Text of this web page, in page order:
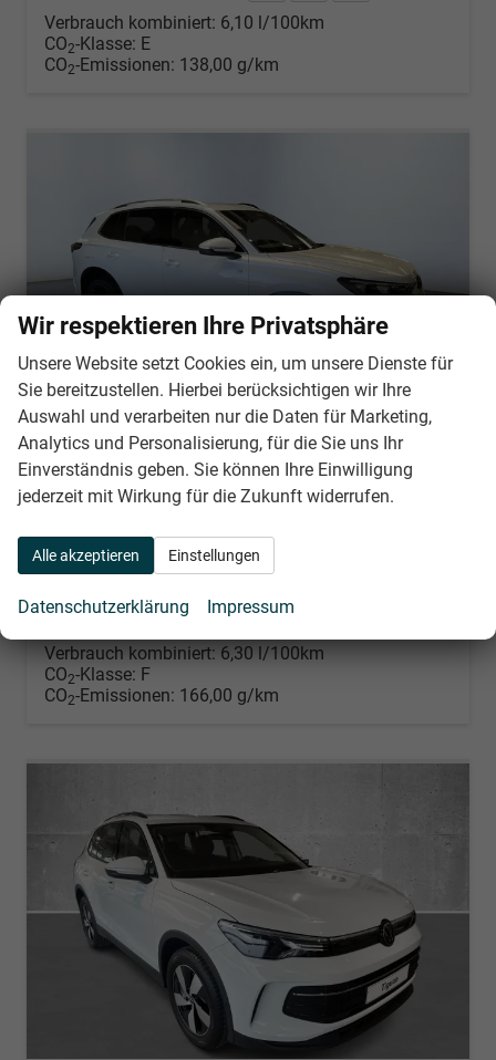
Verbrauch kombiniert: 6,10 l/100km
CO2-Klasse: E
CO2-Emissionen: 138,00 g/km
Volkswagen Tiguan
R-Line 2.0 TDI 4Motion 193PS/142kW DSG7 2026
unverbindliche Lieferzeit: Ca. 4 Monate Neuwagen
Fahrzeugnr. 31293
Kraftstoff Diesel Leistung
Nach Login Wir rufen Sie an
Verbrauch kombiniert: 6,30 l/100km
CO2-Klasse: F
CO2-Emissionen: 166,00 g/km
Wir respektieren Ihre Privatsphäre
Unsere Website setzt Cookies ein, um unsere Dienste für
Sie bereitzustellen. Hierbei berücksichtigen wir Ihre
Auswahl und verarbeiten nur die Daten für Marketing,
Analytics und Personalisierung, für die Sie uns Ihr
Einverständnis geben. Sie können Ihre Einwilligung
jederzeit mit Wirkung für die Zukunft widerrufen.
Alle akzeptieren Einstellungen
Datenschutzerklärung Impressum